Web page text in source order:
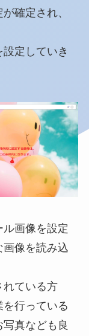
確定され、
定していき
画像を設定
像を読み込
れている方
行っている
真なども良